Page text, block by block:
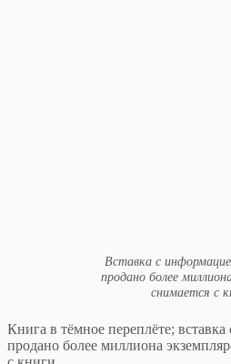
Вставка с
продано более
снимается с
Книга в тёмное переплёте;
продано более миллиона